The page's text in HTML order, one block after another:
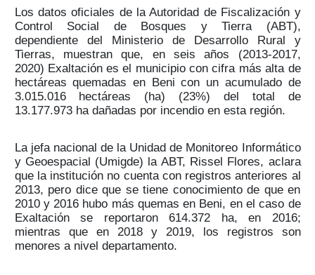
Los datos oficiales de la Autoridad de Fiscalización y
Control Social de Bosques y Tierra (ABT),
dependiente del Ministerio de Desarrollo Rural y
Tierras, muestran que, en seis años (2013-2017,
2020) Exaltación es el municipio con cifra más alta de
hectáreas quemadas en Beni con un acumulado de
3.015.016 hectáreas (ha) (23%) del total de
13.177.973 ha dañadas por incendio en esta región.
La jefa nacional de la Unidad de Monitoreo Informático
y Geoespacial (Umigde) la ABT, Rissel Flores, aclara
que la institución no cuenta con registros anteriores al
2013, pero dice que se tiene conocimiento de que en
2010 y 2016 hubo más quemas en Beni, en el caso de
Exaltación se reportaron 614.372 ha, en 2016;
mientras que en 2018 y 2019, los registros son
menores a nivel departamento.